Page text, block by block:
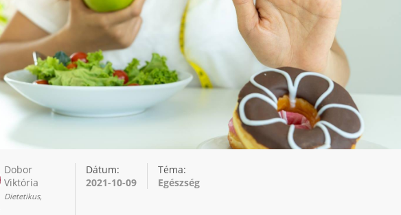
Dobor
Viktória
Dietetikus,
Dátum:
2021-10-09
Téma:
Egészség